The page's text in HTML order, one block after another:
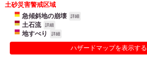
土砂災害警戒区域
急傾斜地の崩壊
詳細
土石流 詳細
地すべり 詳細
ハザードマップを表示する